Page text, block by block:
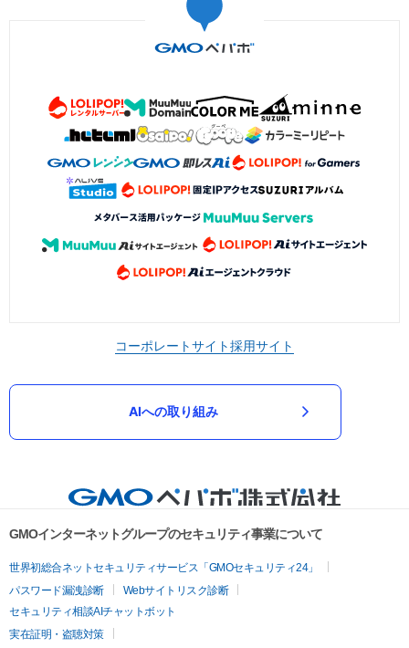
コーポレートサイト採用サイト
AIへの取り組み
GMOインターネットグループのセキュリティ事業について
世界初総合ネットセキュリティサービス「GMOセキュリティ24」
パスワード漏洩診断
Webサイトリスク診断
セキュリティ相談AIチャットボット
実在証明・盗聴対策